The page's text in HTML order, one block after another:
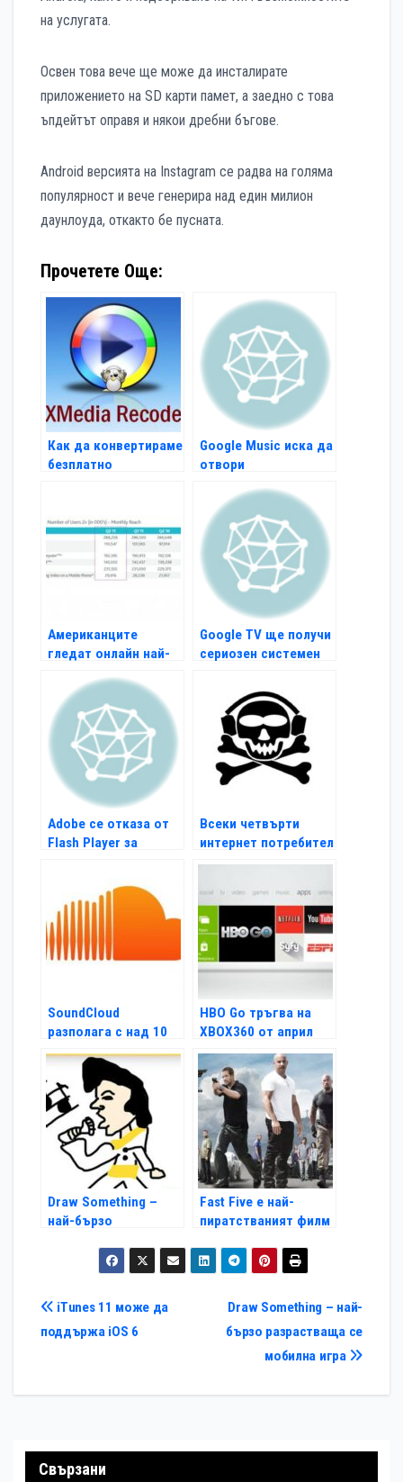
на услугата.
Освен това вече ще може да инсталирате
приложението на SD карти памет, а заедно с това
ъпдейтът оправя и някои дребни бъгове.
Android версията на Instagram се радва на голяма
популярност и вече генерира над един милион
даунлоуда, откакто бе пусната.
Прочетете Още:
Как да конвертираме
безплатно
Google Music иска да
отвори
магазин
Американците
гледат онлайн най-
Google TV ще получи
сериозен системен
Adobe се отказа от
Flash Player за
Всеки четвърти
интернет потребител
е музикален пират
SoundCloud
разполага с над 10
млн. потребители
HBO Go тръгва на
ХВОХ360 от април
Draw Something –
най-бързо
мобилна игра
Fast Five е най-
пиратстваният филм
Навигация
Draw Something – най-
бързо разрастваща се
мобилна игра
iTunes 11 може да
поддържа iOS 6
Свързани